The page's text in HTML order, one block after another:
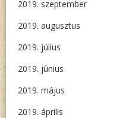
2019. szeptember
2019. augusztus
2019. július
2019. június
2019. május
2019. április